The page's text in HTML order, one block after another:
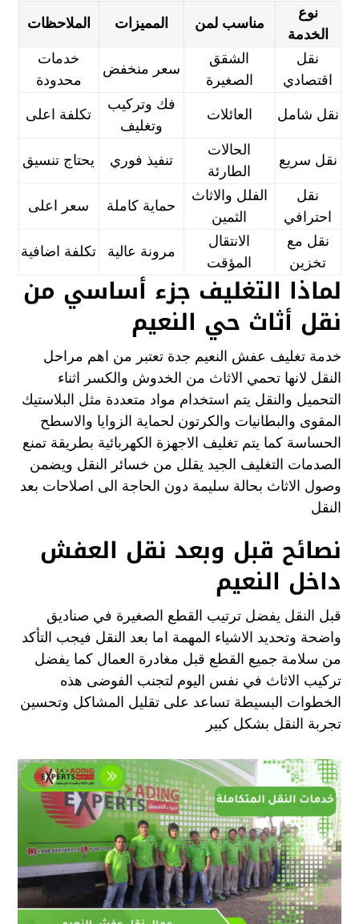
نوع
الخدمة
مناسب لمن المميزات الملاحظات
نقل
اقتصادي
الشقق
الصغيرة
سعر منخفض
خدمات
محدودة
نقل شامل العائلات
فك وتركيب
وتغليف
تكلفة اعلى
نقل سريع
الحالات
الطارئة
تنفيذ فوري يحتاج تنسيق
نقل
احترافي
الفلل والاثاث
الثمين
حماية كاملة سعر اعلى
نقل مع
تخزين
الانتقال
المؤقت
مرونة عالية تكلفة اضافية
لماذا التغليف جزء أساسي من
نقل أثاث حي النعيم
خدمة تغليف عفش النعيم جدة تعتبر من اهم مراحل
النقل لانها تحمي الاثاث من الخدوش والكسر اثناء
التحميل والنقل يتم استخدام مواد متعددة مثل البلاستيك
المقوى والبطانيات والكرتون لحماية الزوايا والاسطح
الحساسة كما يتم تغليف الاجهزة الكهربائية بطريقة تمنع
الصدمات التغليف الجيد يقلل من خسائر النقل ويضمن
وصول الاثاث بحالة سليمة دون الحاجة الى اصلاحات بعد
النقل
نصائح قبل وبعد نقل العفش
داخل النعيم
قبل النقل يفضل ترتيب القطع الصغيرة في صناديق
واضحة وتحديد الاشياء المهمة اما بعد النقل فيجب التأكد
من سلامة جميع القطع قبل مغادرة العمال كما يفضل
تركيب الاثاث في نفس اليوم لتجنب الفوضى هذه
الخطوات البسيطة تساعد على تقليل المشاكل وتحسين
تجربة النقل بشكل كبير